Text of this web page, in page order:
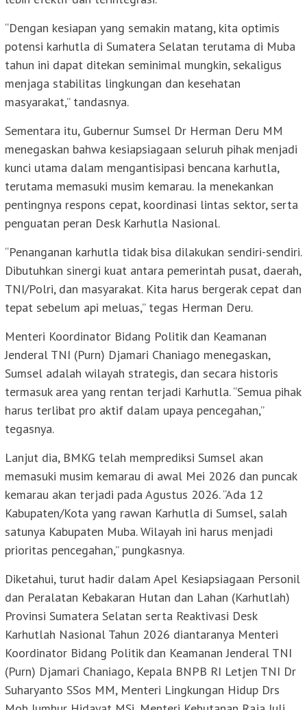
“Dengan kesiapan yang semakin matang, kita optimis
potensi karhutla di Sumatera Selatan terutama di Muba
tahun ini dapat ditekan seminimal mungkin, sekaligus
menjaga stabilitas lingkungan dan kesehatan
masyarakat,” tandasnya.
Sementara itu, Gubernur Sumsel Dr Herman Deru MM
menegaskan bahwa kesiapsiagaan seluruh pihak menjadi
kunci utama dalam mengantisipasi bencana karhutla,
terutama memasuki musim kemarau. Ia menekankan
pentingnya respons cepat, koordinasi lintas sektor, serta
penguatan peran Desk Karhutla Nasional.
“Penanganan karhutla tidak bisa dilakukan sendiri-sendiri.
Dibutuhkan sinergi kuat antara pemerintah pusat, daerah,
TNI/Polri, dan masyarakat. Kita harus bergerak cepat dan
tepat sebelum api meluas,” tegas Herman Deru.
Menteri Koordinator Bidang Politik dan Keamanan
Jenderal TNI (Purn) Djamari Chaniago menegaskan,
Sumsel adalah wilayah strategis, dan secara historis
termasuk area yang rentan terjadi Karhutla. “Semua pihak
harus terlibat pro aktif dalam upaya pencegahan,”
tegasnya.
Lanjut dia, BMKG telah memprediksi Sumsel akan
memasuki musim kemarau di awal Mei 2026 dan puncak
kemarau akan terjadi pada Agustus 2026. “Ada 12
Kabupaten/Kota yang rawan Karhutla di Sumsel, salah
satunya Kabupaten Muba. Wilayah ini harus menjadi
prioritas pencegahan,” pungkasnya.
Diketahui, turut hadir dalam Apel Kesiapsiagaan Personil
dan Peralatan Kebakaran Hutan dan Lahan (Karhutlah)
Provinsi Sumatera Selatan serta Reaktivasi Desk
Karhutlah Nasional Tahun 2026 diantaranya Menteri
Koordinator Bidang Politik dan Keamanan Jenderal TNI
(Purn) Djamari Chaniago, Kepala BNPB RI Letjen TNI Dr
Suharyanto SSos MM, Menteri Lingkungan Hidup Drs